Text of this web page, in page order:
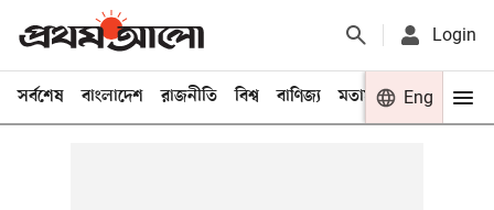
Login
সর্বশেষ বাংলাদেশ রাজনীতি বিশ্ব বাণিজ্য মতামত খেলা
Eng